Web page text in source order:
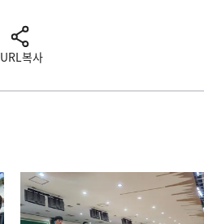
URL복사